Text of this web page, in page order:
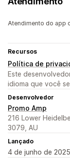
Atendimento do app
Recursos
Política de
Este
idioma que você
Desenvolvedor
Promo Amp
216 Lower
3079, AU
Lançado
4 de junho de 2025